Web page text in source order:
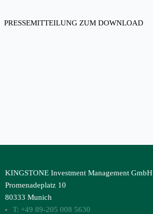
PRESSEMITTEILUNG ZUM DOWNLOAD
KINGSTONE Investment Management GmbH
Promenadeplatz 10
80333 Munich
T: +49 89-205 008 5630